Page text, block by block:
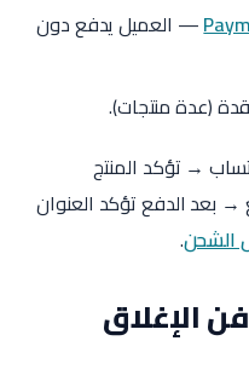
— العميل يدفع دون
(عدة منتجات).
→ تؤكد المنتج
بعد الدفع تؤكد العنوان
الشحن.
الإغلاق